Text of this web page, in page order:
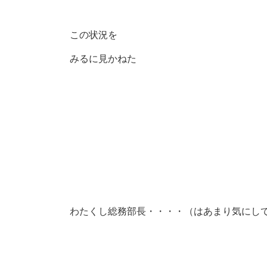
この状況を
みるに見かねた
わたくし総務部長・・・・（はあまり気にし